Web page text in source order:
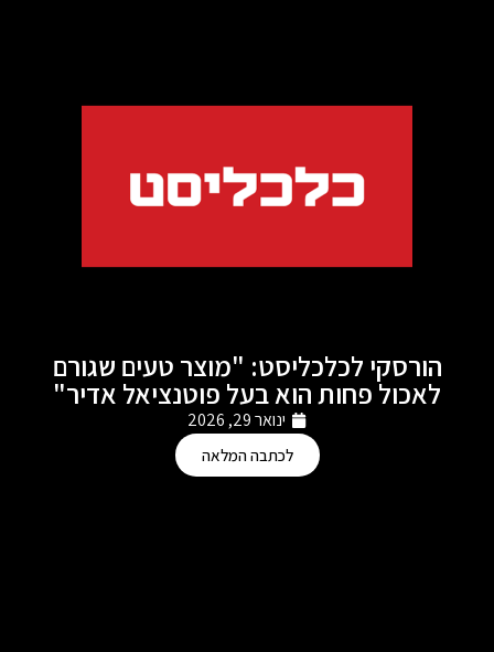
הורסקי לכלכליסט: "מוצר טעים שגורם
לאכול פחות הוא בעל פוטנציאל אדיר"
ינואר 29, 2026
לכתבה המלאה